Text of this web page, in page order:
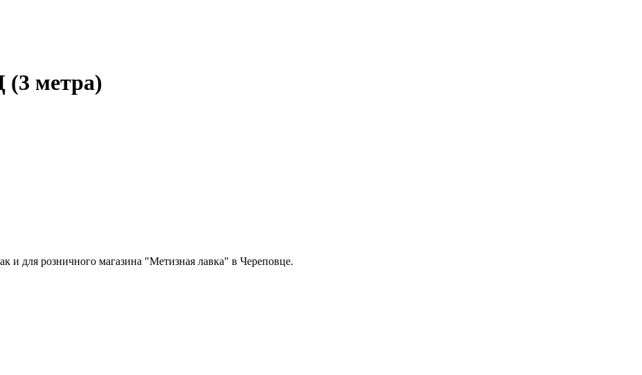
(3 метра)
и для розничного магазина "Метизная лавка" в Череповце.